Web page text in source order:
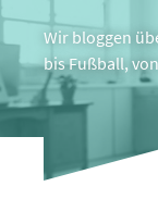
Wir bloggen
bis Fußball,